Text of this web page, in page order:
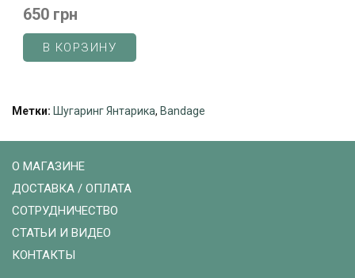
650 грн
В КОРЗИНУ
Метки: Шугаринг Янтарика, Bandage
О МАГАЗИНЕ
ДОСТАВКА / ОПЛАТА
СОТРУДНИЧЕСТВО
СТАТЬИ И ВИДЕО
КОНТАКТЫ